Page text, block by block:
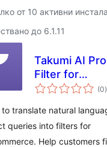
от 10 активни
до 6.1.11
Takumi AI
Filter for
(0)
to translate natural
queries into filters for
Help customers